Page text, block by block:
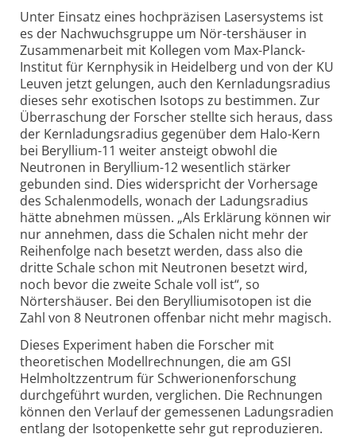
Unter Einsatz eines hochpräzisen Lasersystems ist
es der Nachwuchsgruppe um Nör-tershäuser in
Zusammenarbeit mit Kollegen vom Max-Planck-
Institut für Kernphysik in Heidelberg und von der KU
Leuven jetzt gelungen, auch den Kernladungsradius
dieses sehr exotischen Isotops zu bestimmen. Zur
Überraschung der Forscher stellte sich heraus, dass
der Kernladungsradius gegenüber dem Halo-Kern
bei Beryllium-11 weiter ansteigt obwohl die
Neutronen in Beryllium-12 wesentlich stärker
gebunden sind. Dies widerspricht der Vorhersage
des Schalenmodells, wonach der Ladungsradius
hätte abnehmen müssen. „Als Erklärung können wir
nur annehmen, dass die Schalen nicht mehr der
Reihenfolge nach besetzt werden, dass also die
dritte Schale schon mit Neutronen besetzt wird,
noch bevor die zweite Schale voll ist“, so
Nörtershäuser. Bei den Berylliumisotopen ist die
Zahl von 8 Neutronen offenbar nicht mehr magisch.
Dieses Experiment haben die Forscher mit
theoretischen Modellrechnungen, die am GSI
Helmholtzzentrum für Schwerionenforschung
durchgeführt wurden, verglichen. Die Rechnungen
können den Verlauf der gemessenen Ladungsradien
entlang der Isotopenkette sehr gut reproduzieren.